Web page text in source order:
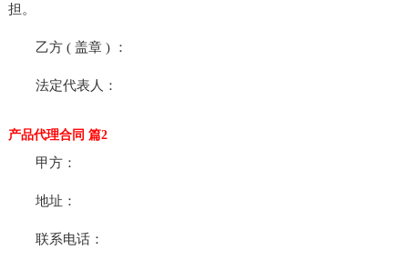
担。
乙方 ( 盖章 ) ：
法定代表人：
产品代理合同 篇2
甲方：
地址：
联系电话：